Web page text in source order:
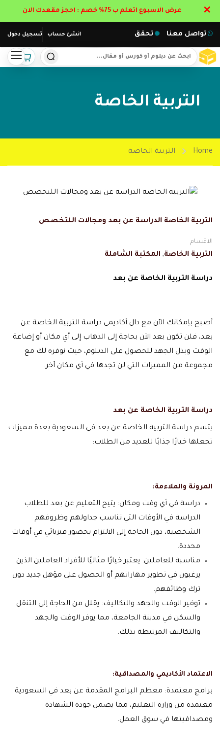
انشئ حساب تسجيل دخول تواصل معنا تحقق
التربية الخاصة
Home التربية الخاصة
التربية الخاصة الدراسة عن بعد ومجالات اللتخصص
الاقسام
التربية الخاصة, المكتبة الشاملة
دراسة التربية الخاصة عن بعد
أصبح بإمكانك الآن مع دال أكاديمي دراسة التربية الخاصة عن
بعد، فلن تكون بعد الآن بحاجة إلى الذهاب إلى أي مكان أو إضاعة
الوقت وبذل الجهد للحصول على الدبلوم، حيث نوفره لك مع
مجموعة من المميزات التي لن تجدها في أي مكان آخر.
دراسة التربية الخاصة عن بعد
يتسم دراسة التربية الخاصة عن بعد في السعودية بعدة مميزات
تجعلها خيارًا جذابًا للعديد من الطلاب:
المرونة والملاءمة:
دراسة في أي وقت ومكان: يتيح التعليم عن بعد للطلاب
الدراسة في الأوقات التي تناسب جداولهم وظروفهم
الشخصية، دون الحاجة إلى الالتزام بحضور فيزيائي في أوقات
محددة.
مناسبة للعاملين: يعتبر خيارًا مثاليًا للأفراد العاملين الذين
يرغبون في تطوير مهاراتهم أو الحصول على مؤهل جديد دون
ترك وظائفهم.
توفير الوقت والجهد والتكاليف: يقلل من الحاجة إلى التنقل
والسكن في مدينة الجامعة، مما يوفر الوقت والجهد
والتكاليف المرتبطة بذلك.
الاعتماد الأكاديمي والمصداقية:
برامج معتمدة: معظم البرامج المقدمة عن بعد في السعودية
معتمدة من وزارة التعليم، مما يضمن جودة الشهادة
ومصداقيتها في سوق العمل.
عرض الاسبوع اتعلم ب 75% خصم : احجز مقعدك الان ✕